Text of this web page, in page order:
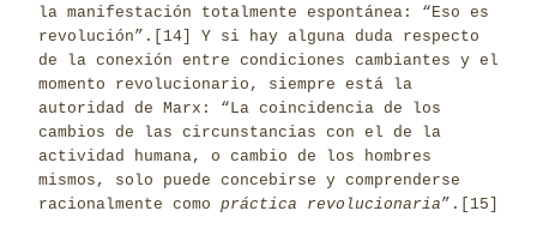
la manifestación totalmente espontánea: “Eso es
revolución”. [14]
Y si hay alguna duda respecto
de la conexión entre condiciones cambiantes y el
momento revolucionario, siempre está la
autoridad de Marx: “La coincidencia de los
cambios de las circunstancias con el de la
actividad humana, o cambio de los hombres
mismos, solo puede concebirse y comprenderse
racionalmente como práctica revolucionaria”. [15]